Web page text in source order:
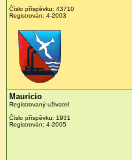
Číslo příspěvku: 43710
Registrován: 4-2003
Mauricio
Registrovaný uživatel
Číslo příspěvku: 1931
Registrován: 4-2005